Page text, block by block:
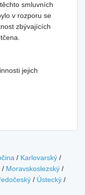
smluvních
v rozporu se
zbývajících
jejich
/ Karlovarský /
/ Moravskoslezský /
/ Ústecký /